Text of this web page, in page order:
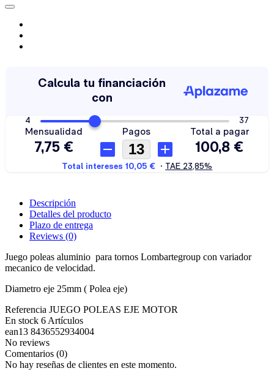
Descripción
Detalles del producto
Plazo de entrega
Reviews (0)
Juego poleas aluminio para tornos Lombartegroup con variador
mecanico de velocidad.
Diametro eje 25mm ( Polea eje)
Referencia JUEGO POLEAS EJE MOTOR
En stock 6 Artículos
ean13 8436552934004
No reviews
Comentarios (0)
No hay reseñas de clientes en este momento.